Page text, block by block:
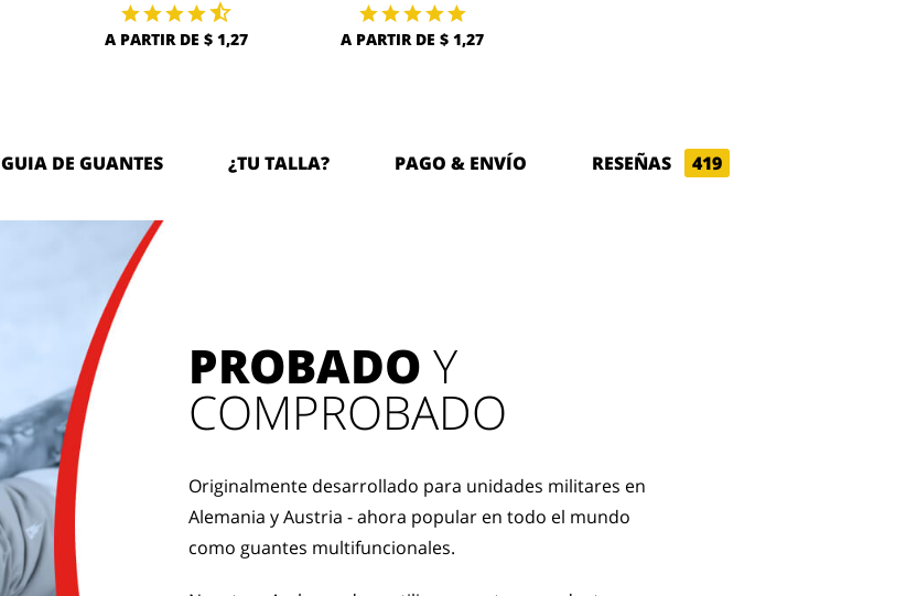
A PARTIR DE $ 1,27 A PARTIR DE $ 1,27
GUIA DE GUANTES ¿TU TALLA? PAGO & ENVÍO RESEÑAS 419
PROBADO Y
COMPROBADO
Originalmente desarrollado para unidades militares en
Alemania y Austria - ahora popular en todo el mundo
como guantes multifuncionales.